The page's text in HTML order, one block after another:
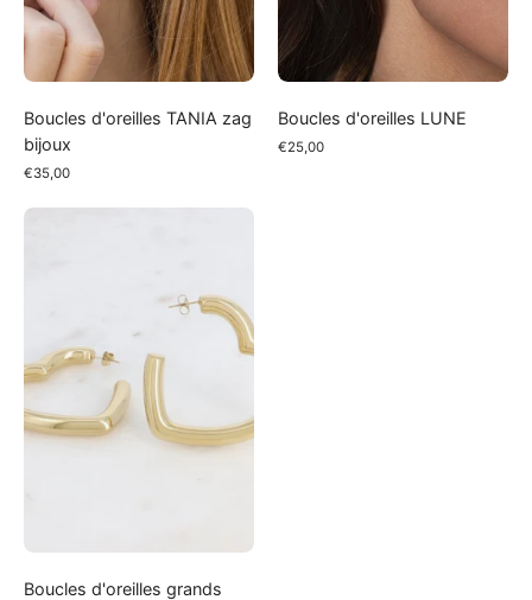
Boucles d'oreilles TANIA zag
bijoux
€35,00
Boucles d'oreilles LUNE
€25,00
COEURS
Boucles d'oreilles grands